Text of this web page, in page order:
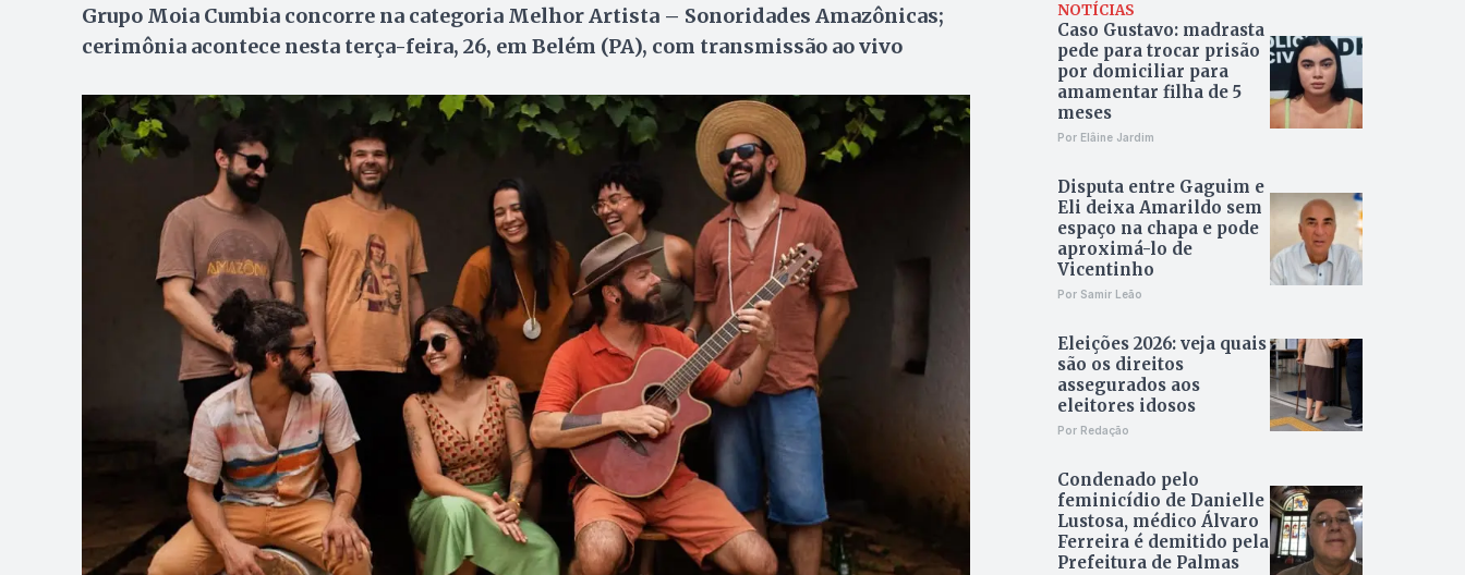
Grupo Moia Cumbia concorre na categoria Melhor Artista – Sonoridades Amazônicas;
cerimônia acontece nesta terça-feira, 26, em Belém (PA), com transmissão ao vivo
NOTÍCIAS
Caso Gustavo: madrasta
pede para trocar prisão
por domiciliar para
amamentar filha de 5
meses
Por Elâine Jardim
Disputa entre Gaguim e
Eli deixa Amarildo sem
espaço na chapa e pode
aproximá-lo de
Vicentinho
Por Samir Leão
Eleições 2026: veja quais
são os direitos
assegurados aos
eleitores idosos
Por Redação
Condenado pelo
feminicídio de Danielle
Lustosa, médico Álvaro
Ferreira é demitido pela
Prefeitura de Palmas